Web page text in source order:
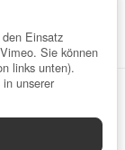
Einsatz
Sie können
links unten).
in unserer